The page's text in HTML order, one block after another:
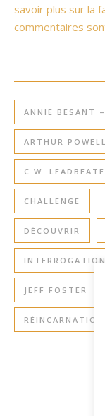
savoir plus sur la
commentaires
ANNIE BESANT
ARTHUR
C.W.
CHALLENGE
DÉCOUVRIR
JEFF FOSTER
RÉINCARNATION